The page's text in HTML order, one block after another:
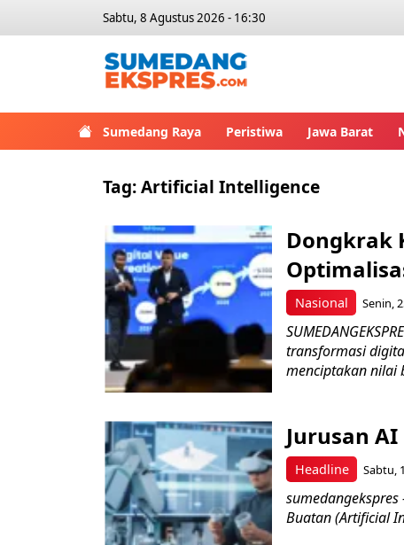
Sabtu, 8 Agustus 2026 - 16:30
Sumedang Raya Peristiwa Jawa Barat
Tag:Artificial Intelligence
Nasional
Dongkrak
Senin,
transformasi
menciptakan nilai
Headline
Jurusan
Sabtu,
sumedangekspres
Buatan (Artificial